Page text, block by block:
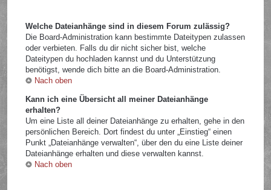
Welche Dateianhänge sind in diesem Forum zulässig?
Die Board-Administration kann bestimmte Dateitypen zulassen
oder verbieten. Falls du dir nicht sicher bist, welche
Dateitypen du hochladen kannst und du Unterstützung
benötigst, wende dich bitte an die Board-Administration.
Nach oben
Kann ich eine Übersicht all meiner Dateianhänge
erhalten?
Um eine Liste all deiner Dateianhänge zu erhalten, gehe in den
persönlichen Bereich. Dort findest du unter „Einstieg“ einen
Punkt „Dateianhänge verwalten“, über den du eine Liste deiner
Dateianhänge erhalten und diese verwalten kannst.
Nach oben